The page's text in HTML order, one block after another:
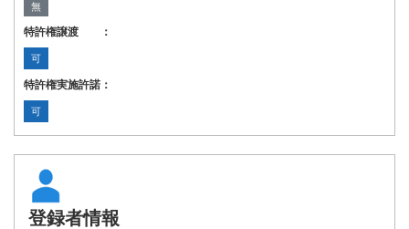
無
特許権譲渡 ：
可
特許権実施許諾：
可
登録者情報